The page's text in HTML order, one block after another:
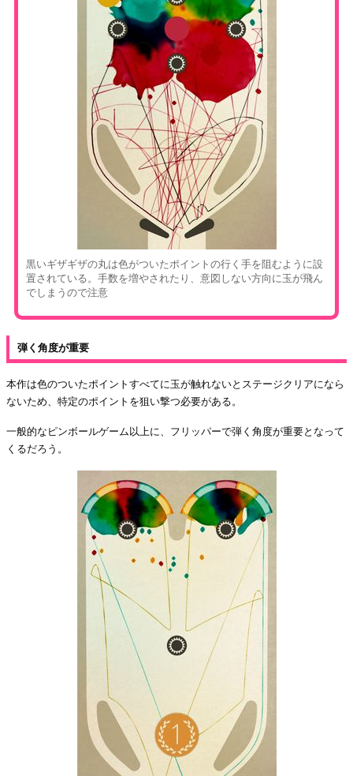
黒いギザギザの丸は色がついたポイントの行く手を阻むように設
置されている。手数を増やされたり、意図しない方向に玉が飛ん
でしまうので注意
弾く角度が重要
本作は色のついたポイントすべてに玉が触れないとステージクリアになら
ないため、特定のポイントを狙い撃つ必要がある。
一般的なピンボールゲーム以上に、フリッパーで弾く角度が重要となって
くるだろう。